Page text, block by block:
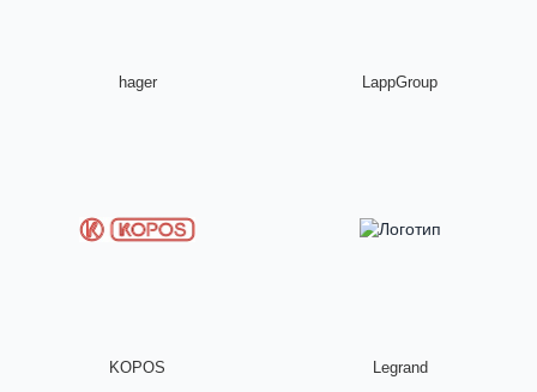
hager LappGroup
KOPOS Legrand